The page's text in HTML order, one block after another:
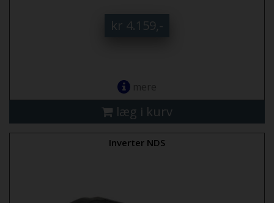
kr 4.159,-
mere
læg i kurv
Inverter NDS